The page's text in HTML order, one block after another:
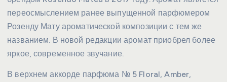
переосмыслением ранее выпущенной парфюмером
Розенду Мату ароматической композиции с тем же
названием. В новой редакции аромат приобрел более
яркое, современное звучание.
В верхнем аккорде парфюма № 5 Floral, Amber,